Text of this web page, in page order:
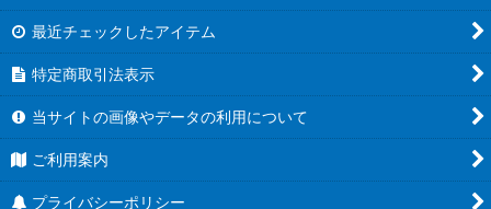
[26RSD01~06] バトスピエントリーデッキ
[BSC51] ディーバブースター メモリアルレコード
[BSC50] アニメブースター RESONATING STARS
[BS74] 契約編:環 第3章 覇極来臨
最近チェックしたアイテム
特定商取引法表示
当サイトの画像やデータの利用について
ご利用案内
プライバシーポリシー